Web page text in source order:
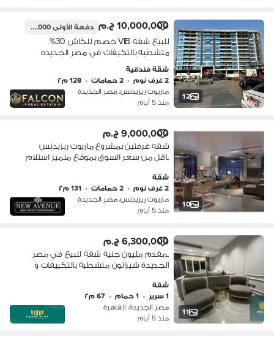
12
10,000,000 ج.م دفعة الأولى1,500,000 ج.م
للبيع شقه VIB خصم للكاش 30%
متشطبه بالتكيفات في مصر الجديده
دقايق من مدينه نصر علي طريق السويس
باداره فندق الماريوت Marroit
شقة فندقية
2 غرف نوم
• 2 حمامات • 128 م٢
ماريوت ريزيدنس، مصر الجديدة
منذ 5 أيام
10
9,000,000 ج.م
شقه غرفتين بمشروع ماريوت ريزيدنس
باقل من سعر السوق بموقع متميز استلام
شقة
2 غرف نوم
• 2 حمامات • 131 م٢
ماريوت ريزيدنس، مصر الجديدة
منذ 5 أيام
11
6,300,000 ج.م
بمقدم مليون جنية شقة للبيع في مصر
الجديدة شيراتون متشطبة بالتكييفات و
مميز
شقة
1 سرير
• 1 حمام • 67 م٢
مصر الجديدة، القاهرة
منذ 5 أيام